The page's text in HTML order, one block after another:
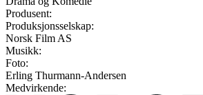
Produsent:
Produksjonsselskap:
Norsk Film AS
Musikk:
Foto:
Erling Thurmann-Andersen
Medvirkende: